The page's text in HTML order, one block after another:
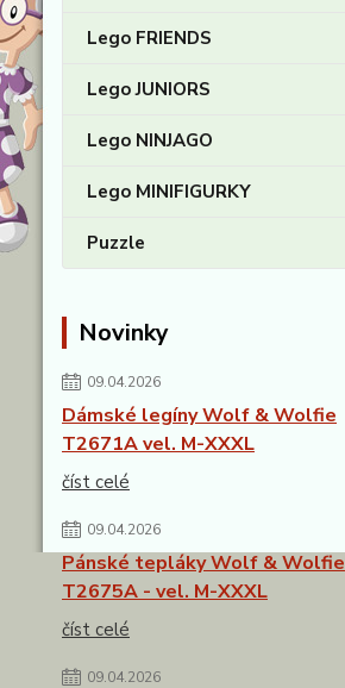
Lego FRIENDS
Lego JUNIORS
Lego NINJAGO
Lego MINIFIGURKY
Puzzle
Novinky
09.04.2026
Dámské legíny Wolf & Wolfie
T2671A vel. M-XXXL
číst celé
09.04.2026
Pánské tepláky Wolf & Wolfie
T2675A - vel. M-XXXL
číst celé
09.04.2026